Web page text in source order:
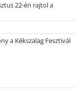
22-én rajtol a
a Kékszalag Fesztivál